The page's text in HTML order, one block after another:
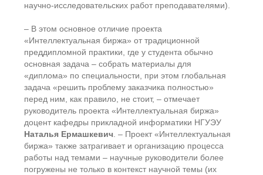
научно-исследовательских работ преподавателями).
– В этом основное отличие проекта
«Интеллектуальная биржа» от традиционной
преддипломной практики, где у студента обычно
основная задача – собрать материалы для
«диплома» по специальности, при этом глобальная
задача «решить проблему заказчика полностью»
перед ним, как правило, не стоит, – отмечает
руководитель проекта «Интеллектуальная биржа»
доцент кафедры прикладной информатики НГУЭУ
Наталья Ермашкевич . – Проект «Интеллектуальная
биржа» также затрагивает и организацию процесса
работы над темами – научные руководители более
погружены не только в контекст научной темы (их